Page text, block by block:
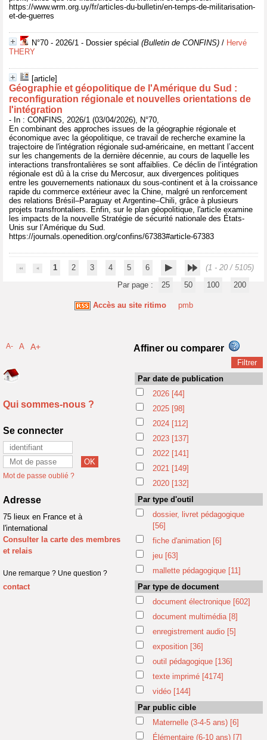
https://www.wrm.org.uy/fr/articles-du-bulletin/en-temps-de-militarisation-
et-de-guerres
N°70 - 2026/1 - Dossier spécial (Bulletin de CONFINS) / Hervé
THERY
[article]
Géographie et géopolitique de l'Amérique du Sud :
reconfiguration régionale et nouvelles orientations de
l'intégration
- In : CONFINS, 2026/1 (03/04/2026), N°70,
En combinant des approches issues de la géographie régionale et
économique avec la géopolitique, ce travail de recherche examine la
trajectoire de l'intégration régionale sud-américaine, en mettant l’accent
sur les changements de la dernière décennie, au cours de laquelle les
interactions transfrontalières se sont affaiblies. Ce déclin de l’intégration
régionale est dû à la crise du Mercosur, aux divergences politiques
entre les gouvernements nationaux du sous-continent et à la croissance
rapide du commerce extérieur avec la Chine, malgré un renforcement
des relations Brésil–Paraguay et Argentine–Chili, grâce à plusieurs
projets transfrontaliers. Enfin, sur le plan géopolitique, l'article examine
les impacts de la nouvelle Stratégie de sécurité nationale des États-
Unis sur l’Amérique du Sud.
https://journals.openedition.org/confins/67383#article-67383
1 2 3 4 5 6
(1 - 20 / 5105)
Par page :
25 50 100 200
Accès au site ritimo pmb
A- A A+
Qui sommes-nous ?
Se connecter
Mot de passe oublié ?
Adresse
75 lieux en France et à
l'international
Consulter la carte des membres
et relais
Une remarque ? Une question ?
contact
Affiner ou comparer
Par date de publication
2026 [44]
2025 [98]
2024 [112]
2023 [137]
2022 [141]
2021 [149]
2020 [132]
Par type d'outil
dossier, livret pédagogique
[56]
fiche d'animation [6]
jeu [63]
mallette pédagogique [11]
Par type de document
document électronique [602]
document multimédia [8]
enregistrement audio [5]
exposition [36]
outil pédagogique [136]
texte imprimé [4174]
vidéo [144]
Par public cible
Maternelle (3-4-5 ans) [6]
Élémentaire (6-10 ans) [7]